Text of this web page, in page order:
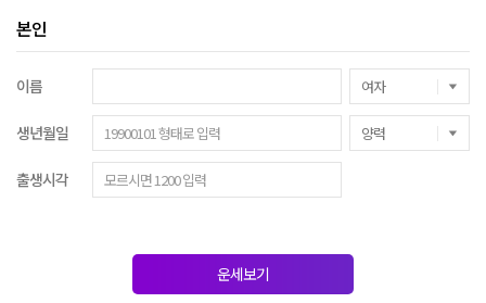
본인
이름
생년월일
출생시각
운세보기